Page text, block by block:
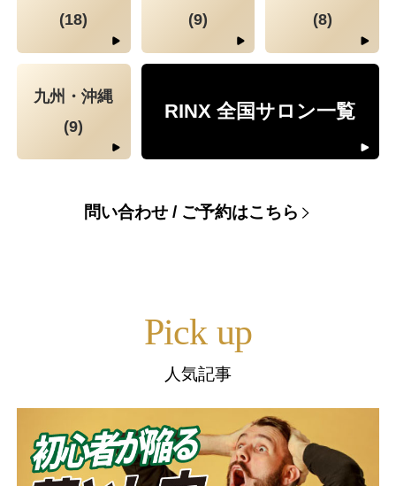
(18)
(9)
(8)
九州・沖縄
(9)
RINX 全国サロン一覧
問い合わせ / ご予約はこちら
Pick up
人気記事